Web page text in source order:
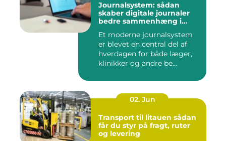
Journalsystem: sådan
skaber digitale journaler
bedre sammenhæng i
Et moderne journalsystem
er blevet en central del af
hverdagen for både læger,
klinikker og andre be...
02. Jun
Transport til litauen sådan
får du styr på fragt, ruter
og levering